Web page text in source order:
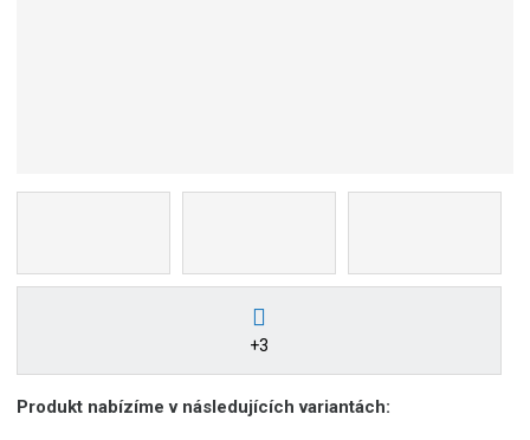
+3
Produkt nabízíme v následujících variantách: